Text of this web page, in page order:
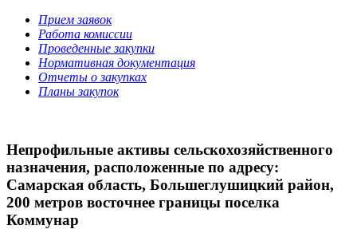
Прием заявок
Работа комиссии
Проведенные закупки
Нормативная документация
Отчеты о закупках
Планы закупок
Непрофильные активы сельскохозяйственного
назначения, расположенные по адресу:
Самарская область, Большеглушицкий район,
200 метров восточнее границы поселка
Коммунар